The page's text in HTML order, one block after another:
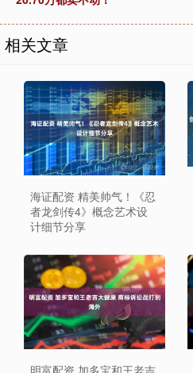
相关文章
海证配资 精美帅气！《忍
者龙剑传4》概念艺术设
计细节分享
明富配资 加多宝和王老吉